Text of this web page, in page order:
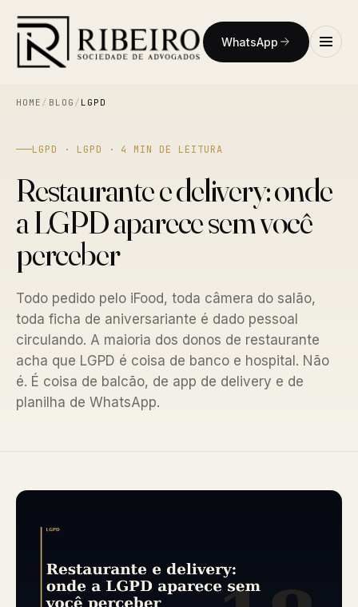
WhatsApp
HOME / BLOG / LGPD
LGPD · LGPD · 4 MIN DE LEITURA
Restaurante e delivery: onde
a LGPD aparece sem você
perceber
Todo pedido pelo iFood, toda câmera do salão,
toda ficha de aniversariante é dado pessoal
circulando. A maioria dos donos de restaurante
acha que LGPD é coisa de banco e hospital. Não
é. É coisa de balcão, de app de delivery e de
planilha de WhatsApp.